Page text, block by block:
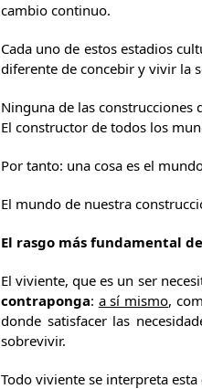
cambio continuo.
Cada uno de estos estadios
diferente de concebir y vivir la
Ninguna de las construcciones
El constructor de todos los
Por tanto: una cosa es el
El mundo de nuestra
El rasgo más fundamental
El viviente, que es un ser
contraponga: a sí mismo,
donde satisfacer las
sobrevivir.
Todo viviente se interpreta esta